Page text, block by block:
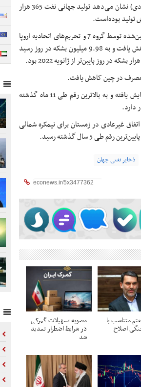
اطلاعات منتشرشده از سوی مؤسسه ابتکار داده‌های نفتی (جودی) نشان می‌دهد تولید جهانی نفت 365 هزار
تولید بوده‌است.
تولید نفت روسیه یک ماه پس‌از اجرایی شدن سقف قیمت تعیین‌شده توسط گروه 7 و تحریم‌های اتحادیه اروپا
علیه صادرات نفت دریایی این کشور، 47 هزار بشکه در روز کاهش یافت و به 9.98 میلیون بشکه در روز رسید
مصرف در چین کاهش یافت.
ذخایر جهانی نفت و محصولات نفتی 101.9 میلیون بشکه افزایش یافته و به بالاترین رقم طی 11 ماه گذشته
غیرعادی در زمستان برای نیمکره شمالی
5 سال گذشته رسید.
ذخایر نفتی جهان
متناسب با
اصلاح
مصوبه تسهیلات گمرکی
در شرایط اضطرار تمدید
شد